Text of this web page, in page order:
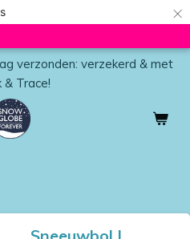
×
verzonden: verzekerd & met
& Trace!